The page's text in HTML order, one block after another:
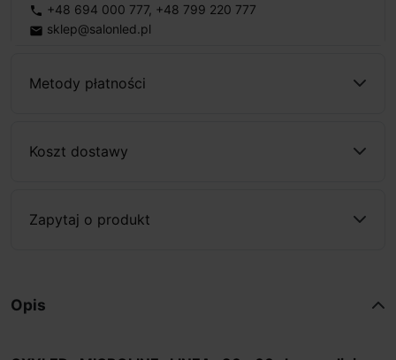
phone +48 694 000 777, +48 799 220 777
email sklep@salonled.pl
Metody płatności
Koszt dostawy
Zapytaj o produkt
Opis